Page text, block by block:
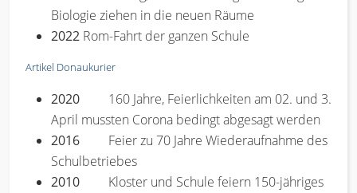
Biologie ziehen in die neuen Räume
2022 Rom-Fahrt der ganzen Schule
Artikel Donaukurier
2020
160 Jahre, Feierlichkeiten am 02. und 3.
April mussten Corona bedingt abgesagt werden
2016 Feier zu 70 Jahre Wiederaufnahme des
Schulbetriebes
2010 Kloster und Schule feiern 150-jähriges